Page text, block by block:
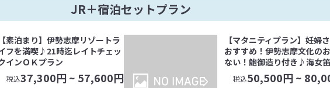
JR＋宿泊セットプラン
素泊まり】伊勢志摩リゾートラ
フを満喫♪21時迄レイトチェッ
インＯＫプラン
税込37,300円 ~ 57,600円
【マタニティプラン】妊婦
おすすめ！伊勢志摩文化の
ない！鮑御造り付き♪海女
税込50,500円 ~